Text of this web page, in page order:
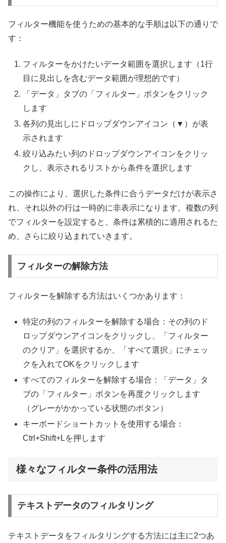
フィルター機能を使うための基本的な手順は以下の通りで
す：
フィルターをかけたいデータ範囲を選択します（1行
目に見出しを含むデータ範囲が理想的です）
「データ」タブの「フィルター」ボタンをクリック
します
各列の見出しにドロップダウンアイコン（▼）が表
示されます
絞り込みたい列のドロップダウンアイコンをクリッ
クし、表示されるリストから条件を選択します
この操作により、選択した条件に合うデータだけが表示さ
れ、それ以外の行は一時的に非表示になります。複数の列
でフィルターを設定すると、条件は累積的に適用されるた
め、さらに絞り込まれていきます。
フィルターの解除方法
フィルターを解除する方法はいくつかあります：
特定の列のフィルターを解除する場合：その列のド
ロップダウンアイコンをクリックし、「フィルター
のクリア」を選択するか、「すべて選択」にチェッ
クを入れてOKをクリックします
すべてのフィルターを解除する場合：「データ」タ
ブの「フィルター」ボタンを再度クリックします
（グレーがかかっている状態のボタン）
キーボードショートカットを使用する場合：
Ctrl+Shift+Lを押します
様々なフィルター条件の活用法
テキストデータのフィルタリング
テキストデータをフィルタリングする方法には主に2つあ